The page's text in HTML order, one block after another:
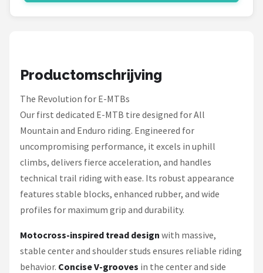
Productomschrijving
The Revolution for E-MTBs
Our first dedicated E-MTB tire designed for All
Mountain and Enduro riding. Engineered for
uncompromising performance, it excels in uphill
climbs, delivers fierce acceleration, and handles
technical trail riding with ease. Its robust appearance
features stable blocks, enhanced rubber, and wide
profiles for maximum grip and durability.
Motocross-inspired tread design with massive,
stable center and shoulder studs ensures reliable riding
behavior. Concise V-grooves in the center and side